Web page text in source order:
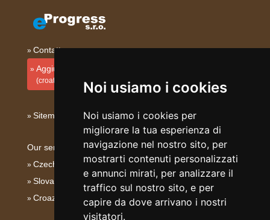
Noi usiamo i cookies
Noi usiamo i cookies per
migliorare la tua esperienza di
navigazione nel nostro sito, per
mostrarti contenuti personalizzati
e annunci mirati, per analizzare il
traffico sul nostro sito, e per
capire da dove arrivano i nostri
visitatori.
Contatto
Aggiungi la tua sistemazione
(croato)
Sitemap
Our servers:
Czech mountains
Slovakian mountains
Croazia - Adriatico